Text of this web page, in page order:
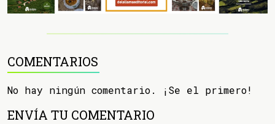
COMENTARIOS
No hay ningún comentario. ¡Se el primero!
ENVÍA TU COMENTARIO